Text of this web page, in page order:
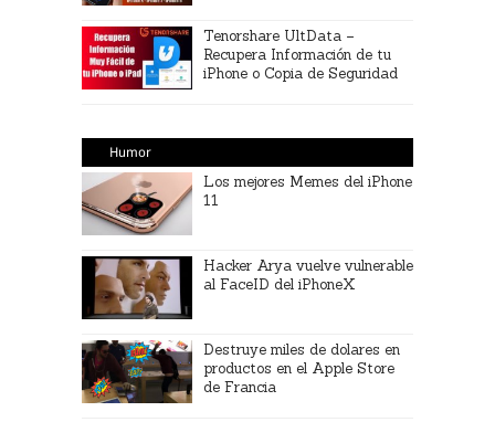
Tenorshare UltData –
Recupera Información de tu
iPhone o Copia de Seguridad
Humor
Los mejores Memes del iPhone
11
Hacker Arya vuelve vulnerable
al FaceID del iPhoneX
Destruye miles de dolares en
productos en el Apple Store
de Francia